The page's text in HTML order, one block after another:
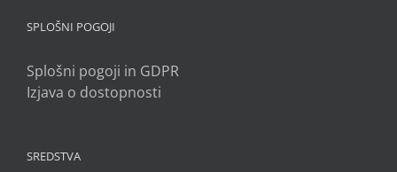
SPLOŠNI POGOJI
Splošni pogoji in GDPR
Izjava o dostopnosti
SREDSTVA